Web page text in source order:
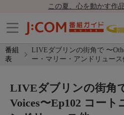
この夏、心を動かす作
番組
表
LIVEダブリンの街角で 〜
ー・マリー・アンドリュース
LIVEダブリンの街角
Voices〜Ep102 コー